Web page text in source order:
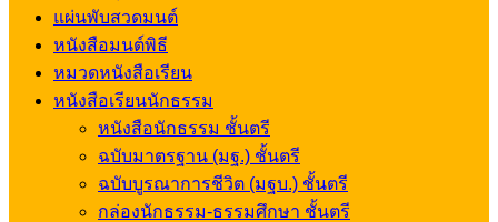
แผ่นพับสวดมนต์
หนังสือมนต์พิธี
หมวดหนังสือเรียน
หนังสือเรียนนักธรรม
หนังสือนักธรรม ชั้นตรี
ฉบับมาตรฐาน (มฐ.) ชั้นตรี
ฉบับบูรณาการชีวิต (มฐบ.) ชั้นตรี
กล่องนักธรรม-ธรรมศึกษา ชั้นตรี